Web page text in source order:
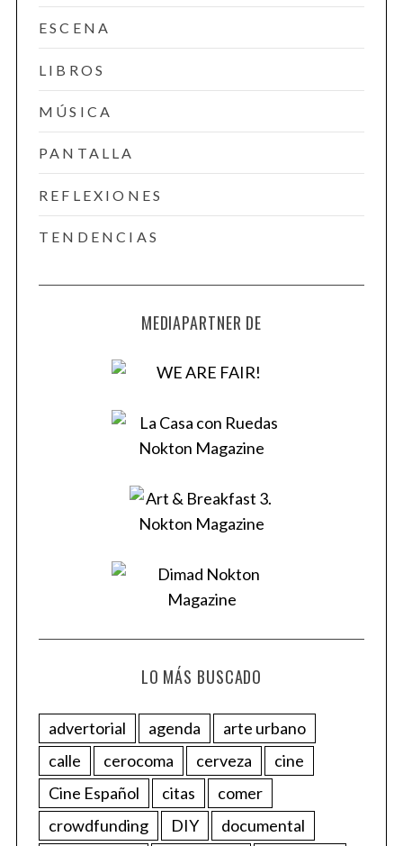
ESCENA
LIBROS
MÚSICA
PANTALLA
REFLEXIONES
TENDENCIAS
MEDIAPARTNER DE
LO MÁS BUSCADO
advertorial agenda
arte urbano
calle
cerocoma cerveza
cine
Cine Español
citas
comer
crowdfunding
DIY
documental